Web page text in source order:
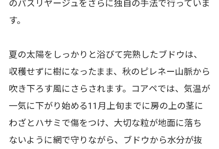
のパスリヤージュをさらに独自の手法で行っていま
す。
夏の太陽をしっかりと浴びて完熟したブドウは、
収穫せずに樹になったまま、秋のピレネー山脈から
吹き下ろす風にさらされます。コアペでは、気温が
一気に下がり始める11月上旬までに房の上の茎に
わざとハサミで傷をつけ、大切な粒が地面に落ち
ないように網で守りながら、ブドウから水分が抜